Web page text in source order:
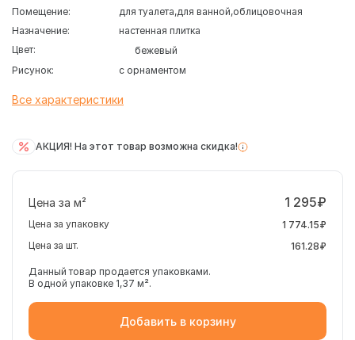
Помещение:
для туалета для ванной облицовочная
Назначение:
настенная плитка
Цвет:
бежевый
Рисунок:
с орнаментом
Все характеристики
АКЦИЯ! На этот товар возможна скидка!
Цена за м² 1 295₽
Цена за упаковку
1 774.15₽
Цена за шт.
161.28₽
Данный товар продается упаковками.
В одной упаковке 1,37 м².
Добавить в корзину